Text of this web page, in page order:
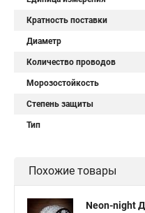
Кратность поставки
Диаметр
Количество проводов
Морозостойкость
Степень защиты
Тип
Похожие товары
Neon-night